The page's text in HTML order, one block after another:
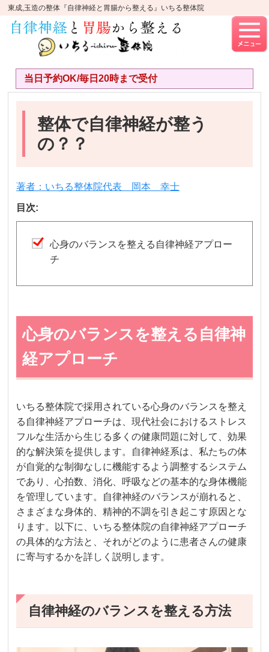
東成,玉造の整体『自律神経と胃腸から整える』いちる整体院
当日予約OK/毎日20時まで受付
整体で自律神経が整う
の？？
著者：いちる整体院代表 岡本 幸士
目次:
心身のバランスを整える自律神経アプロー
チ
心身のバランスを整える自律神
経アプローチ
いちる整体院で採用されている心身のバランスを整え
る自律神経アプローチは、現代社会におけるストレス
フルな生活から生じる多くの健康問題に対して、効果
的な解決策を提供します。自律神経系は、私たちの体
が自覚的な制御なしに機能するよう調整するシステム
であり、心拍数、消化、呼吸などの基本的な身体機能
を管理しています。自律神経のバランスが崩れると、
さまざまな身体的、精神的不調を引き起こす原因とな
ります。以下に、いちる整体院の自律神経アプローチ
の具体的な方法と、それがどのように患者さんの健康
に寄与するかを詳しく説明します。
自律神経のバランスを整える方法